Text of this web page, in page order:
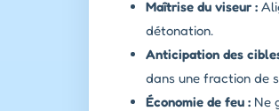
Maîtrise du viseur :
détonation.
Anticipation des
dans une fraction de
Économie de feu : Ne